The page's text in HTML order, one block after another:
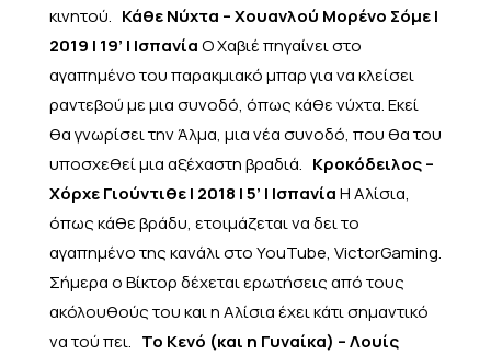
κινητού. Κάθε Νύχτα – Χουανλού Μορένο Σόμε |
2019 | 19’ | ΙσπανίαΟ Χαβιέ πηγαίνει στο
αγαπημένο του παρακμιακό μπαρ για να κλείσει
ραντεβού με μια συνοδό, όπως κάθε νύχτα. Εκεί
θα γνωρίσει την Άλμα, μια νέα συνοδό, που θα του
υποσχεθεί μια αξέχαστη βραδιά. Κροκόδειλος –
Χόρχε Γιούντιθε | 2018 | 5’ | ΙσπανίαΗ Αλίσια,
όπως κάθε βράδυ, ετοιμάζεται να δει το
αγαπημένο της κανάλι στο YouTube, VictorGaming.
Σήμερα ο Βίκτορ δέχεται ερωτήσεις από τους
ακόλουθούς του και η Αλίσια έχει κάτι σημαντικό
να τού πει. Το Κενό (και η Γυναίκα) – Λουίς